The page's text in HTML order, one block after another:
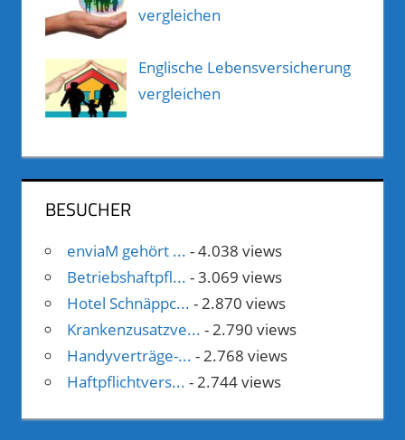
vergleichen
Englische Lebensversicherung
vergleichen
BESUCHER
enviaM gehört ... - 4.038 views
Betriebshaftpfl... - 3.069 views
Hotel Schnäppc... - 2.870 views
Krankenzusatzve... - 2.790 views
Handyverträge-... - 2.768 views
Haftpflichtvers... - 2.744 views